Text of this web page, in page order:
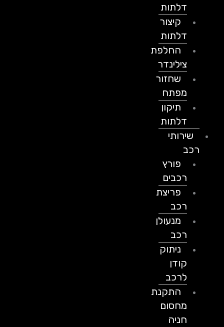
דלתות
קיצור
דלתות
החלפת
צילינדר
שחזור
מפתח
תיקון
דלתות
שירותי
פורץ
רכבים
פריצת
מנעולן
ניתוק
לרכב
התקנת
מחסום
חניה